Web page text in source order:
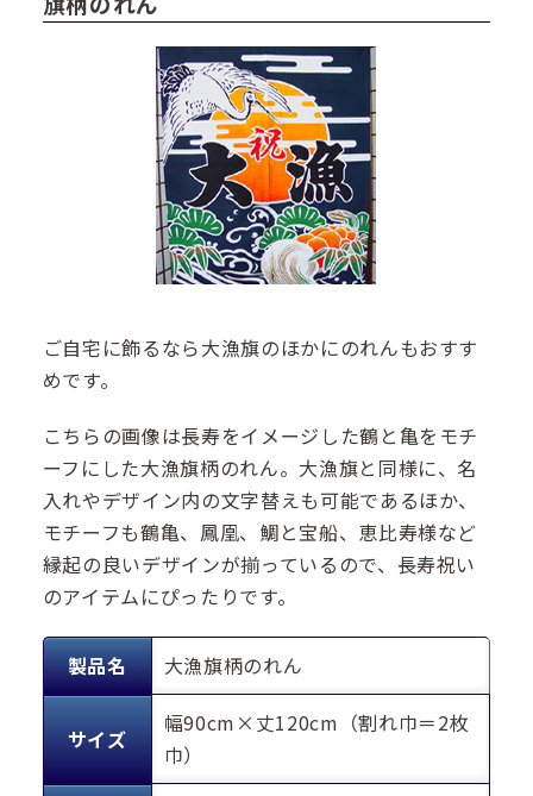
ご自宅に飾るなら大漁旗のほかにのれんもおすす
めです。
こちらの画像は長寿をイメージした鶴と亀をモチ
ーフにした大漁旗柄のれん。大漁旗と同様に、名
入れやデザイン内の文字替えも可能であるほか、
モチーフも鶴亀、鳳凰、鯛と宝船、恵比寿様など
縁起の良いデザインが揃っているので、長寿祝い
のアイテムにぴったりです。
製品名 大漁旗柄のれん
サイズ
幅90cm×丈120cm（割れ巾＝2枚
巾）